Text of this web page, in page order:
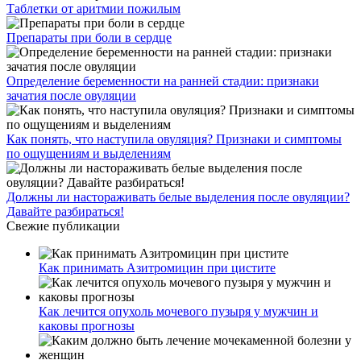
Таблетки от аритмии пожилым
Препараты при боли в сердце
Определение беременности на ранней стадии: признаки
зачатия после овуляции
Как понять, что наступила овуляция? Признаки и симптомы
по ощущениям и выделениям
Должны ли настораживать белые выделения после овуляции?
Давайте разбираться!
Свежие публикации
Как принимать Азитромицин при цистите
Как лечится опухоль мочевого пузыря у мужчин и
каковы прогнозы